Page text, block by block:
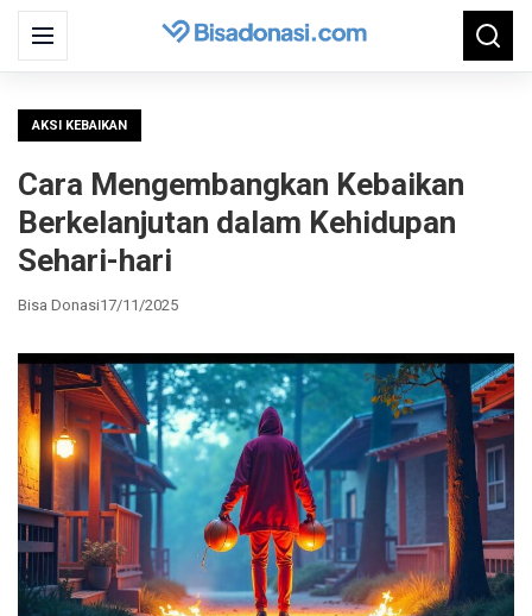
Menu
Search
for:
AKSI KEBAIKAN
Cara Mengembangkan Kebaikan
Berkelanjutan dalam Kehidupan
Sehari-hari
Bisa Donasi17/11/2025